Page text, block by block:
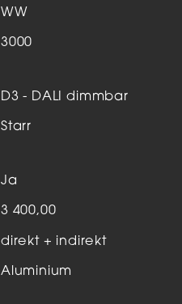
WW
3000
D3 - DALI dimmbar
Starr
Ja
3 400,00
direkt + indirekt
Aluminium